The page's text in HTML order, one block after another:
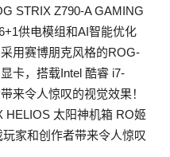
STRIX Z790-A GAMING
供电模组和AI智能优化
用赛博朋克风格的ROG-
卡，搭载Intel 酷睿 i7-
来令人惊叹的视觉效果！
HELIOS 太阳神机箱 RO姬
家和创作者带来令人惊叹